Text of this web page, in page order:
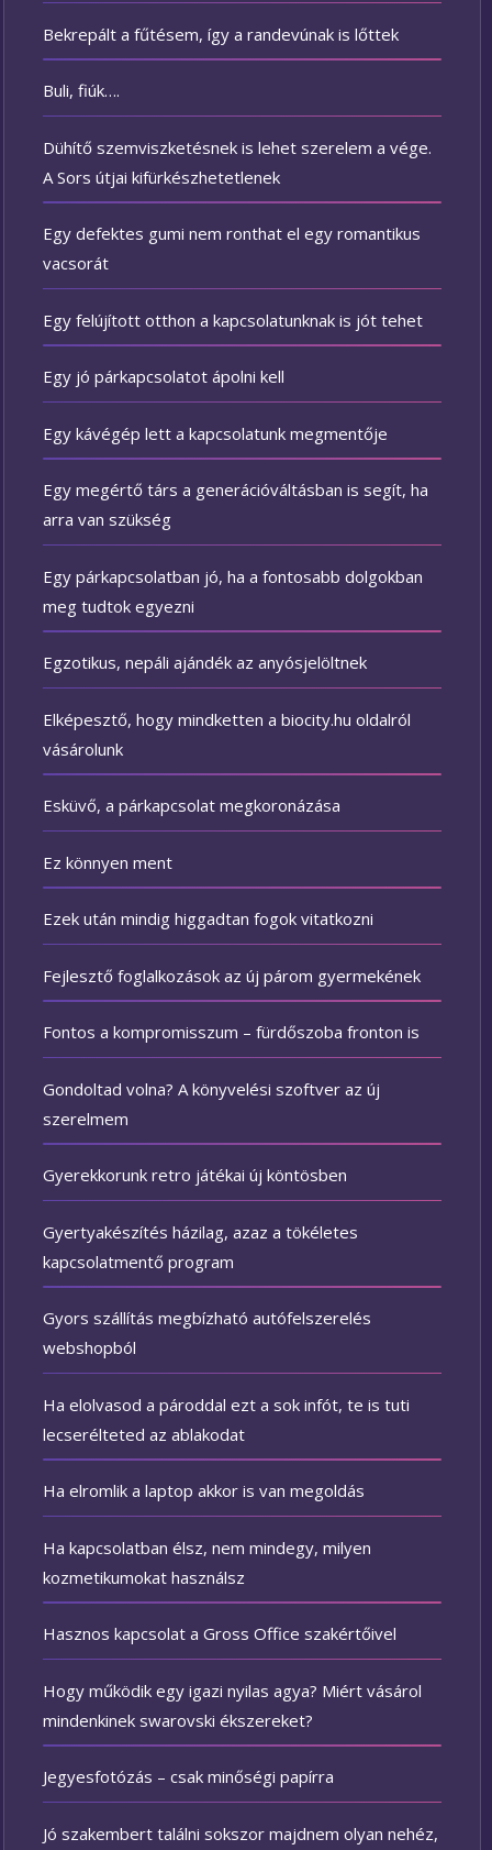
Bekrepált a fűtésem, így a randevúnak is lőttek
Buli, fiúk….
Dühítő szemviszketésnek is lehet szerelem a vége.
A Sors útjai kifürkészhetetlenek
Egy defektes gumi nem ronthat el egy romantikus
vacsorát
Egy felújított otthon a kapcsolatunknak is jót tehet
Egy jó párkapcsolatot ápolni kell
Egy kávégép lett a kapcsolatunk megmentője
Egy megértő társ a generációváltásban is segít, ha
arra van szükség
Egy párkapcsolatban jó, ha a fontosabb dolgokban
meg tudtok egyezni
Egzotikus, nepáli ajándék az anyósjelöltnek
Elképesztő, hogy mindketten a biocity.hu oldalról
vásárolunk
Esküvő, a párkapcsolat megkoronázása
Ez könnyen ment
Ezek után mindig higgadtan fogok vitatkozni
Fejlesztő foglalkozások az új párom gyermekének
Fontos a kompromisszum – fürdőszoba fronton is
Gondoltad volna? A könyvelési szoftver az új
szerelmem
Gyerekkorunk retro játékai új köntösben
Gyertyakészítés házilag, azaz a tökéletes
kapcsolatmentő program
Gyors szállítás megbízható autófelszerelés
webshopból
Ha elolvasod a pároddal ezt a sok infót, te is tuti
lecserélteted az ablakodat
Ha elromlik a laptop akkor is van megoldás
Ha kapcsolatban élsz, nem mindegy, milyen
kozmetikumokat használsz
Hasznos kapcsolat a Gross Office szakértőivel
Hogy működik egy igazi nyilas agya? Miért vásárol
mindenkinek swarovski ékszereket?
Jegyesfotózás – csak minőségi papírra
Jó szakembert találni sokszor majdnem olyan nehéz,